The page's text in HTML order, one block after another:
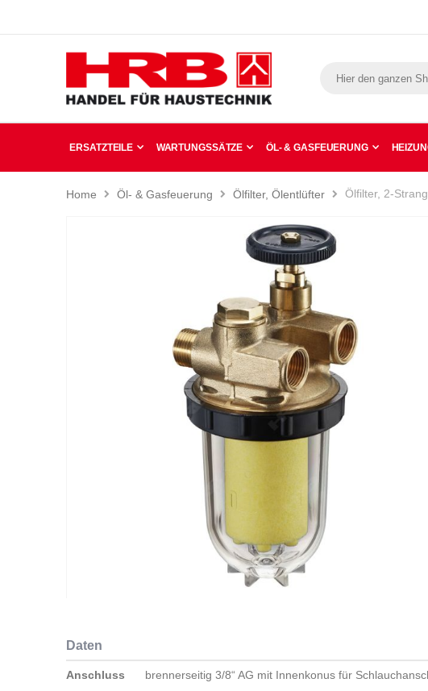
ERSATZTEILE WARTUNGSSÄTZE ÖL- & GASFEUERUNG
Home Öl- & Gasfeuerung Ölfilter, Ölentlüfter Ölfilter, 2-
der
Bildergalerie
Daten
Daten
Anschluss brennerseitig 3/8“ AG mit Innenkonus für